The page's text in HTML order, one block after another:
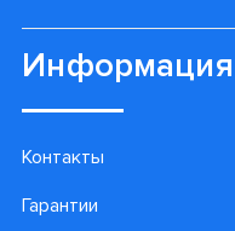
Информация
Контакты
Гарантии